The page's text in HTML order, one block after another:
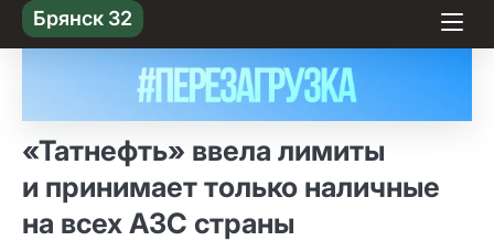
Skip
to content
Брянск 32
«Татнефть» ввела лимиты
и принимает только наличные
на всех АЗС страны